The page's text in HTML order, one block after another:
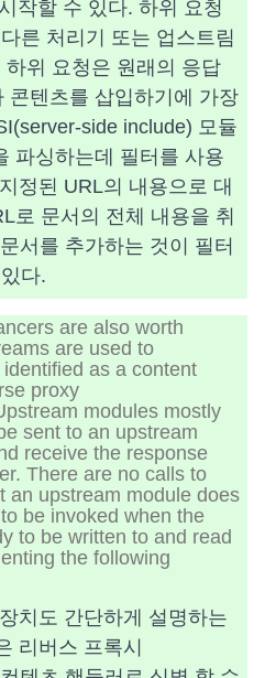
작할 수 있다. 하위 요청
른 처리기 또는 업스트림
위 요청은 원래의 응답
콘텐츠를 삽입하기에 가장
side include) 모듈
파싱하는데 필터를 사용
정된 URL의 내용으로 대
로 문서의 전체 내용을 취
서를 추가하는 것이 필터
다.
are also worth
are used to
as a content
proxy
modules mostly
sent to an upstream
receive the response
There are no calls to
an upstream module does
be invoked when the
to be written to and read
the following
치도 간단하게 설명하는
리버스 프록시